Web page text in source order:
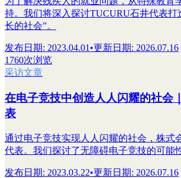
持。我们将深入探讨TUCURU石井代表打
长的社会”。
发布日期: 2023.04.01 •更新日期: 2026.07.16
1760次浏览
采访文章
在电子竞技中创造人人闪耀的社会
表
通过电子竞技实现人人闪耀的社会，株式
代表。我们探讨了无障碍电子竞技的可能
发布日期: 2023.03.22•更新日期: 2026.07.16